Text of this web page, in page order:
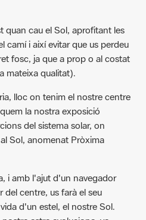
fosc, ja que a prop o al costat
mateixa qualitat).
lloc on tenim el nostre centre
la nostra exposició
del sistema solar, on
Sol, anomenat Pròxima
i amb l'ajut d'un navegador
centre, us farà el seu
astre evoluciona, va
li fan prendre diferents
observem a la nostra galàxia.